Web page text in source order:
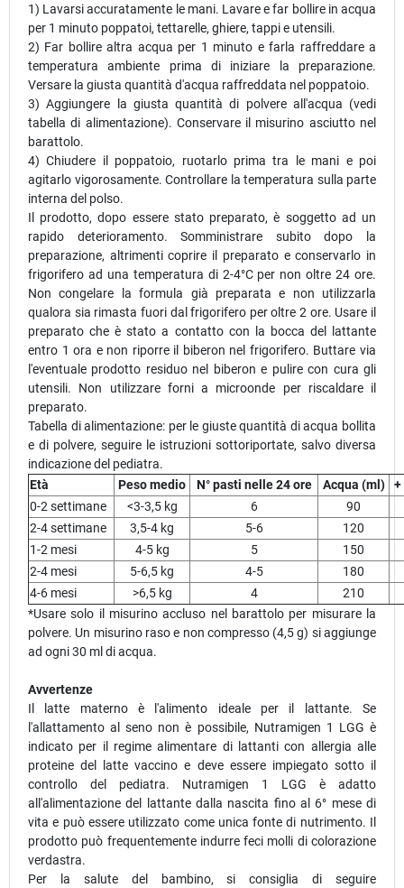
1) Lavarsi accuratamente le mani. Lavare e far bollire in acqua
per 1 minuto poppatoi, tettarelle, ghiere, tappi e utensili.
2) Far bollire altra acqua per 1 minuto e farla raffreddare a
temperatura ambiente prima di iniziare la preparazione.
Versare la giusta quantità d'acqua raffreddata nel poppatoio.
3) Aggiungere la giusta quantità di polvere all'acqua (vedi
tabella di alimentazione). Conservare il misurino asciutto nel
barattolo.
4) Chiudere il poppatoio, ruotarlo prima tra le mani e poi
agitarlo vigorosamente. Controllare la temperatura sulla parte
interna del polso.
Il prodotto, dopo essere stato preparato, è soggetto ad un
rapido deterioramento. Somministrare subito dopo la
preparazione, altrimenti coprire il preparato e conservarlo in
frigorifero ad una temperatura di 2-4°C per non oltre 24 ore.
Non congelare la formula già preparata e non utilizzarla
qualora sia rimasta fuori dal frigorifero per oltre 2 ore. Usare il
preparato che è stato a contatto con la bocca del lattante
entro 1 ora e non riporre il biberon nel frigorifero. Buttare via
l'eventuale prodotto residuo nel biberon e pulire con cura gli
utensili. Non utilizzare forni a microonde per riscaldare il
preparato.
Tabella di alimentazione: per le giuste quantità di acqua bollita
e di polvere, seguire le istruzioni sottoriportate, salvo diversa
indicazione del pediatra.
Età
Peso medio N° pasti nelle 24 ore Acqua (ml)
+
0-2 settimane
<3-3,5 kg 6
90
2-4 settimane
3,5-4 kg 5-6
120
1-2 mesi
4-5 kg 5
150
2-4 mesi
5-6,5 kg 4-5
180
4-6 mesi
>6,5 kg 4
210
*Usare solo il misurino accluso nel barattolo per misurare la
polvere. Un misurino raso e non compresso (4,5 g) si aggiunge
ad ogni 30 ml di acqua.
Avvertenze
Il latte materno è l'alimento ideale per il lattante. Se
l'allattamento al seno non è possibile, Nutramigen 1 LGG è
indicato per il regime alimentare di lattanti con allergia alle
proteine del latte vaccino e deve essere impiegato sotto il
controllo del pediatra. Nutramigen 1 LGG è adatto
all'alimentazione del lattante dalla nascita fino al 6° mese di
vita e può essere utilizzato come unica fonte di nutrimento. Il
prodotto può frequentemente indurre feci molli di colorazione
verdastra.
Per la salute del bambino, si consiglia di seguire